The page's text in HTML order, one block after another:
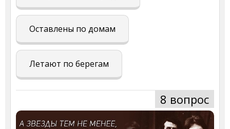
Оставлены по домам
Летают по берегам
8 вопрос